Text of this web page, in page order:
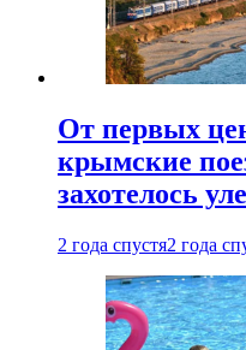
От первых
крымские
захотелось
2 года спустя2 года